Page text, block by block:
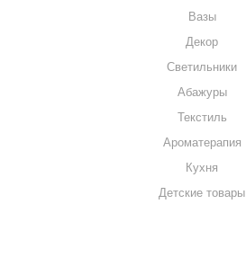
Вазы
Декор
Светильники
Абажуры
Текстиль
Ароматерапия
Кухня
Детские товары